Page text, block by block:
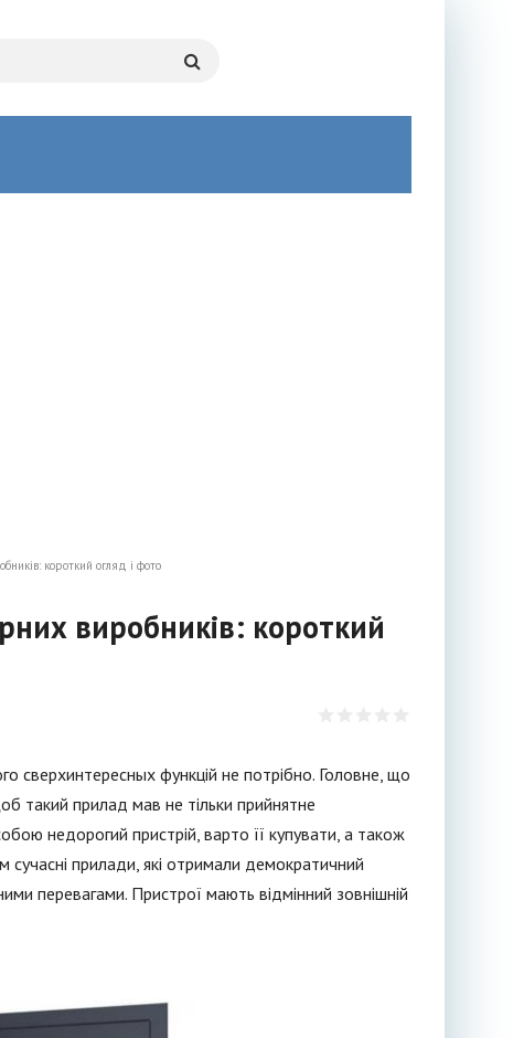
короткий огляд і фото
виробників: короткий
сверхинтересных функцій не потрібно. Головне, що
такий прилад мав не тільки прийнятне
недорогий пристрій, варто її купувати, а також
сучасні прилади, які отримали демократичний
перевагами. Пристрої мають відмінний зовнішній